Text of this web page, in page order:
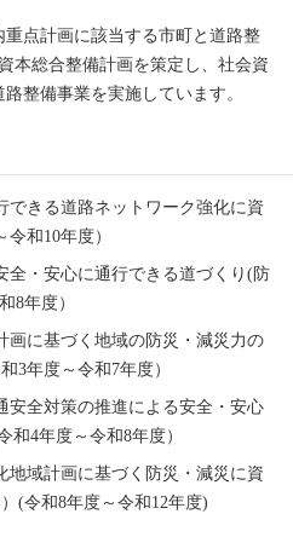
点計画に該当する市町と道路整
本総合整備計画を策定し、社会資
整備事業を実施しています。
できる道路ネットワーク強化に資
和10年度）
全・安心に通行できる道づくり(防
8年度）
画に基づく地域の防災・減災力の
3年度～令和7年度）
安全対策の推進による安全・安心
和4年度～令和8年度）
地域計画に基づく防災・減災に資
(令和8年度～令和12年度)